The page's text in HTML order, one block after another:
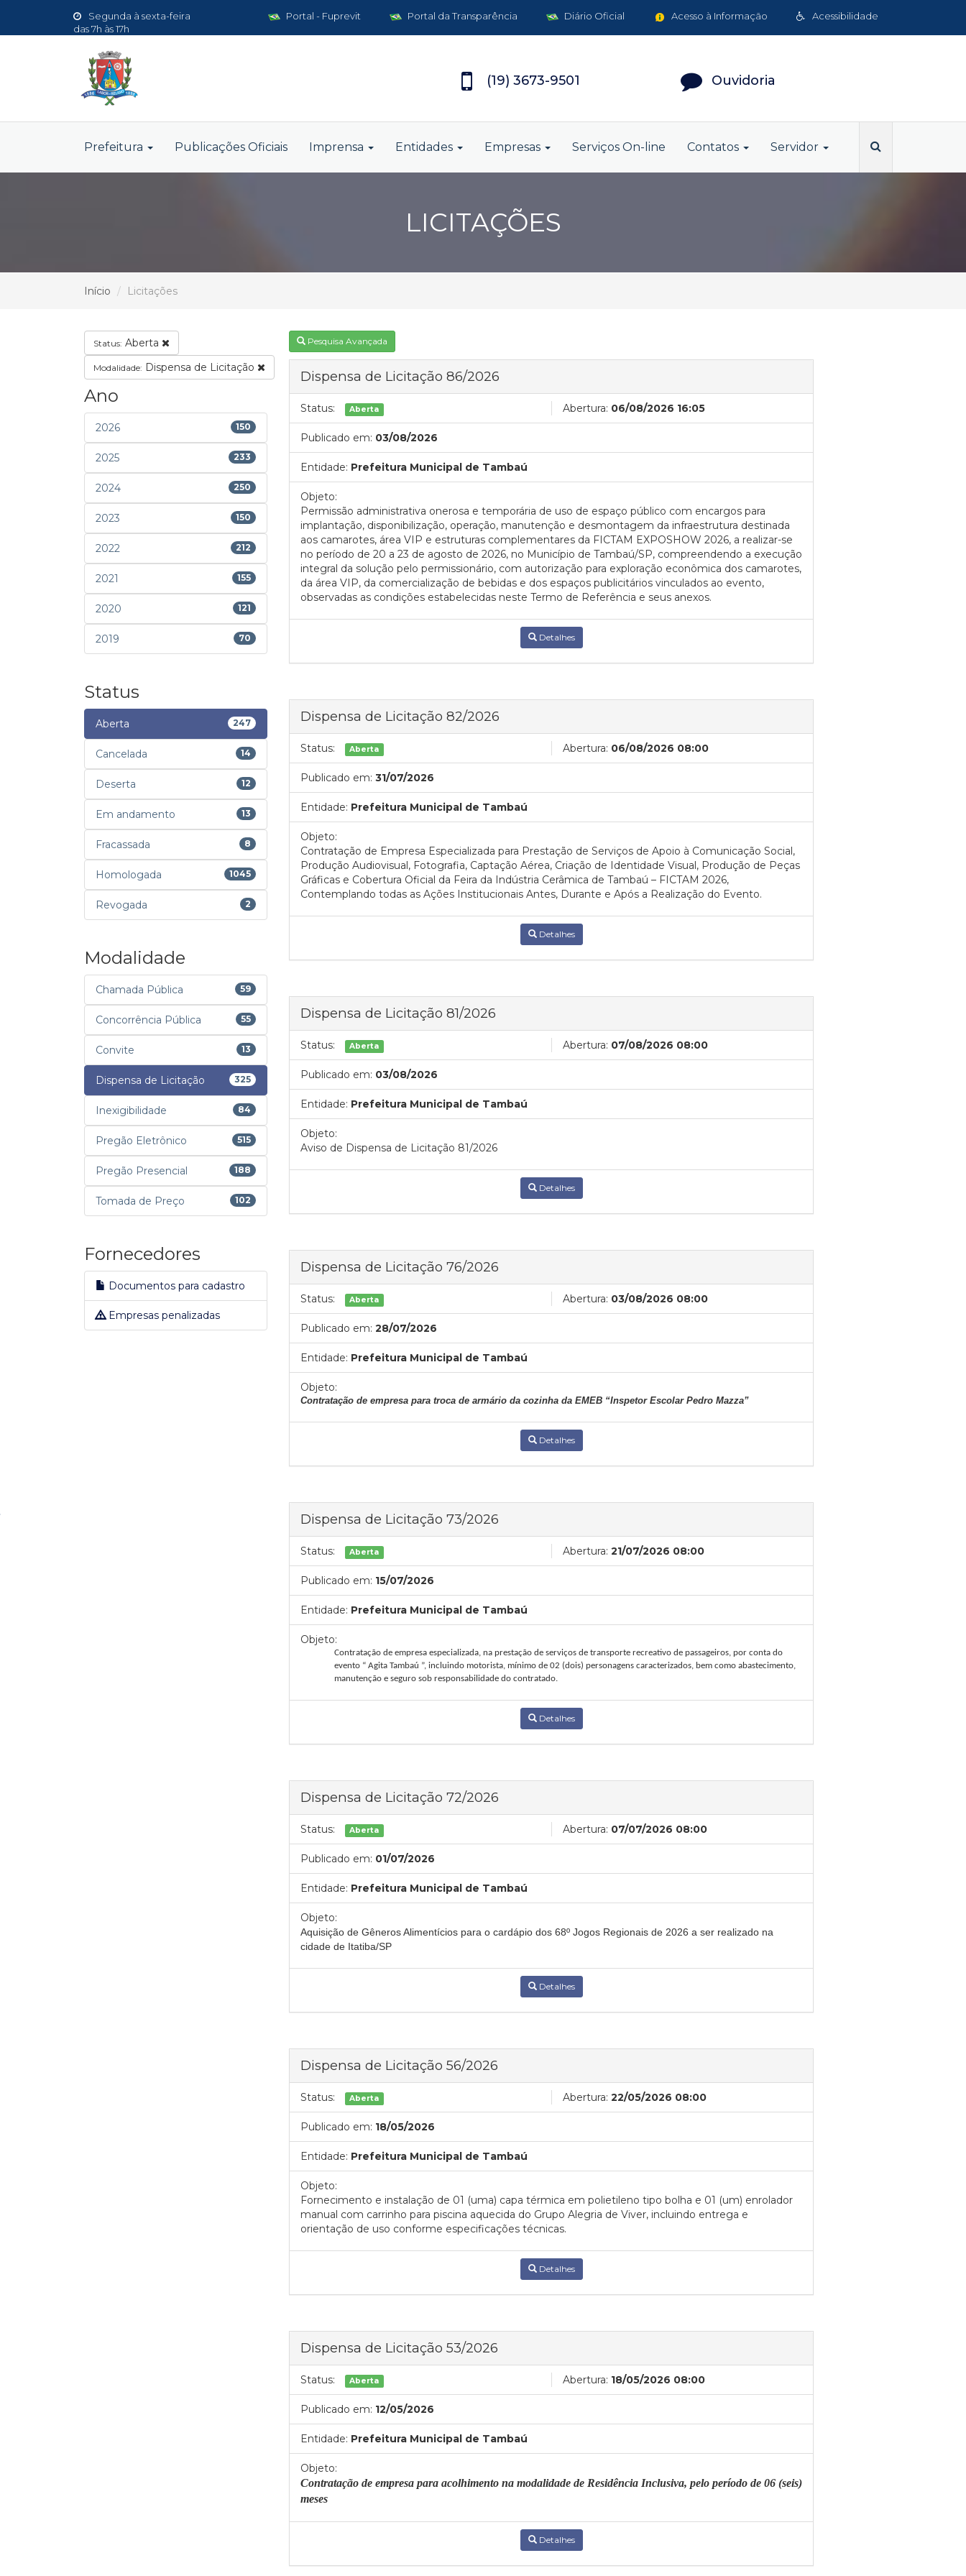
Segunda à sexta-feira
das 7h às 17h
Acessibilidade
Acesso à Informação
Diário Oficial
Portal da Transparência
Portal - Fuprevit
(19) 3673-9501 Ouvidoria
Prefeitura Publicações Oficiais Imprensa Entidades Empresas Serviços On-line Contatos Servidor
LICITAÇÕES
Início Licitações
Status: Aberta
Modalidade: Dispensa de Licitação
Ano
2026 150
2025 233
2024 250
2023 150
2022 212
2021 155
2020 121
2019 70
Status
Aberta 247
Cancelada 14
Deserta 12
Em andamento 13
Fracassada 8
Homologada 1045
Revogada 2
Modalidade
Chamada Pública 59
Concorrência Pública 55
Convite 13
Dispensa de Licitação 325
Inexigibilidade 84
Pregão Eletrônico 515
Pregão Presencial 188
Tomada de Preço 102
Fornecedores
Documentos para cadastro
Empresas penalizadas
Pesquisa Avançada
Dispensa de Licitação 86/2026
Status: Aberta Abertura: 06/08/2026 16:05
Publicado em: 03/08/2026
Entidade: Prefeitura Municipal de Tambaú
Objeto:
Permissão administrativa onerosa e temporária de uso de espaço público com encargos para
implantação, disponibilização, operação, manutenção e desmontagem da infraestrutura destinada
aos camarotes, área VIP e estruturas complementares da FICTAM EXPOSHOW 2026, a realizar-se
no período de 20 a 23 de agosto de 2026, no Município de Tambaú/SP, compreendendo a execução
integral da solução pelo permissionário, com autorização para exploração econômica dos camarotes,
da área VIP, da comercialização de bebidas e dos espaços publicitários vinculados ao evento,
observadas as condições estabelecidas neste Termo de Referência e seus anexos.
Detalhes
Dispensa de Licitação 82/2026
Status: Aberta Abertura: 06/08/2026 08:00
Publicado em: 31/07/2026
Entidade: Prefeitura Municipal de Tambaú
Objeto:
Contratação de Empresa Especializada para Prestação de Serviços de Apoio à Comunicação Social,
Produção Audiovisual, Fotografia, Captação Aérea, Criação de Identidade Visual, Produção de Peças
Gráficas e Cobertura Oficial da Feira da Indústria Cerâmica de Tambaú – FICTAM 2026,
Contemplando todas as Ações Institucionais Antes, Durante e Após a Realização do Evento.
Detalhes
Dispensa de Licitação 81/2026
Status: Aberta Abertura: 07/08/2026 08:00
Publicado em: 03/08/2026
Entidade: Prefeitura Municipal de Tambaú
Objeto:
Aviso de Dispensa de Licitação 81/2026
Detalhes
Dispensa de Licitação 76/2026
Status: Aberta Abertura: 03/08/2026 08:00
Publicado em: 28/07/2026
Entidade: Prefeitura Municipal de Tambaú
Objeto:
Contratação de empresa para troca de armário da cozinha da EMEB “Inspetor Escolar Pedro Mazza”
Detalhes
Dispensa de Licitação 73/2026
Status: Aberta Abertura: 21/07/2026 08:00
Publicado em: 15/07/2026
Entidade: Prefeitura Municipal de Tambaú
Objeto:
Contratação de empresa especializada, na prestação de serviços de transporte recreativo de passageiros, por conta do
evento “ Agita Tambaú ”, incluindo motorista, mínimo de 02 (dois) personagens caracterizados, bem como abastecimento,
manutenção e seguro sob responsabilidade do contratado.
Detalhes
Dispensa de Licitação 72/2026
Status: Aberta Abertura: 07/07/2026 08:00
Publicado em: 01/07/2026
Entidade: Prefeitura Municipal de Tambaú
Objeto:
Aquisição de Gêneros Alimentícios para o cardápio dos 68º Jogos Regionais de 2026 a ser realizado na
cidade de Itatiba/SP
Detalhes
Dispensa de Licitação 56/2026
Status: Aberta Abertura: 22/05/2026 08:00
Publicado em: 18/05/2026
Entidade: Prefeitura Municipal de Tambaú
Objeto:
Fornecimento e instalação de 01 (uma) capa térmica em polietileno tipo bolha e 01 (um) enrolador
manual com carrinho para piscina aquecida do Grupo Alegria de Viver, incluindo entrega e
orientação de uso conforme especificações técnicas.
Detalhes
Dispensa de Licitação 53/2026
Status: Aberta Abertura: 18/05/2026 08:00
Publicado em: 12/05/2026
Entidade: Prefeitura Municipal de Tambaú
Objeto:
Contratação de empresa para acolhimento na modalidade de Residência Inclusiva, pelo período de 06 (seis)
meses
Detalhes